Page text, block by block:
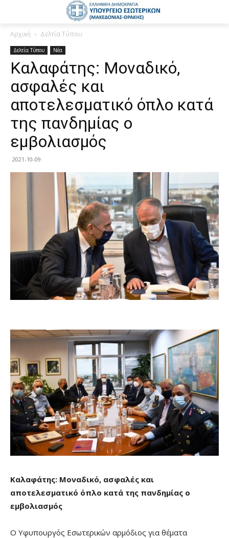
Αρχική Δελτία Τύπου
Δελτία Τύπου Νέα
Καλαφάτης: Μοναδικό,
ασφαλές και
αποτελεσματικό όπλο κατά
της πανδημίας ο
εμβολιασμός
2021-10-09
Καλαφάτης: Μοναδικό, ασφαλές και
αποτελεσματικό όπλο κατά της πανδημίας ο
εμβολιασμός
Ο Υφυπουργός Εσωτερικών αρμόδιος για θέματα